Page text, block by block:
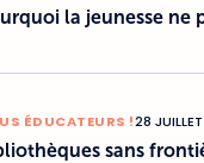
la jeunesse ne
ÉDUCATEURS !28
sans